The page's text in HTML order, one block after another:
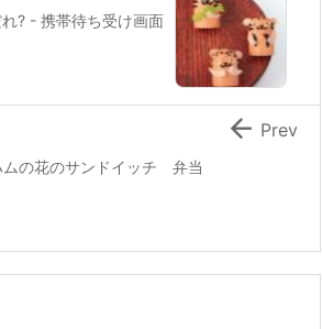
? - 携帯待ち受け画面
ムの花のサンドイッチ 弁当
 Prev